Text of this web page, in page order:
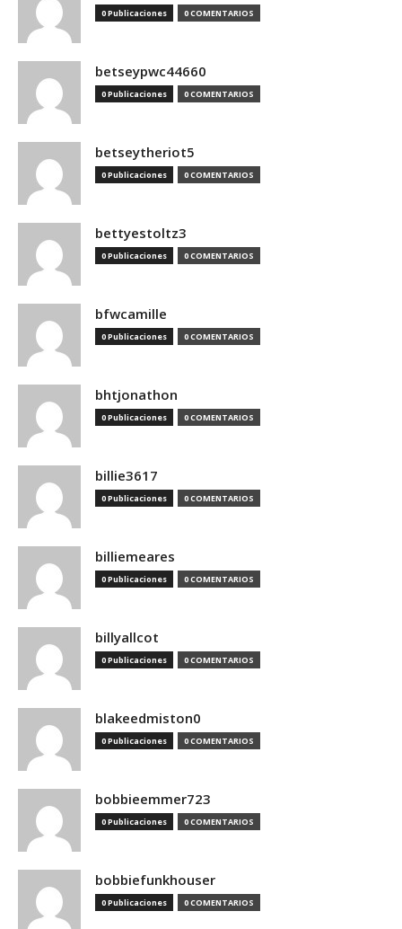
0 Publicaciones 0 COMENTARIOS
betseypwc44660
0 Publicaciones 0 COMENTARIOS
betseytheriot5
0 Publicaciones 0 COMENTARIOS
bettyestoltz3
0 Publicaciones 0 COMENTARIOS
bfwcamille
0 Publicaciones 0 COMENTARIOS
bhtjonathon
0 Publicaciones 0 COMENTARIOS
billie3617
0 Publicaciones 0 COMENTARIOS
billiemeares
0 Publicaciones 0 COMENTARIOS
billyallcot
0 Publicaciones 0 COMENTARIOS
blakeedmiston0
0 Publicaciones 0 COMENTARIOS
bobbieemmer723
0 Publicaciones 0 COMENTARIOS
bobbiefunkhouser
0 Publicaciones 0 COMENTARIOS